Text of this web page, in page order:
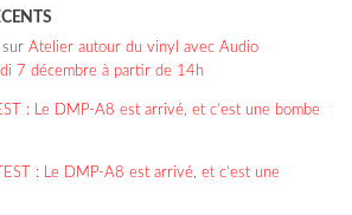
sur Atelier autour du vinyl avec Audio
7 décembre à partir de 14h
: Le DMP-A8 est arrivé, et c’est une bombe
TEST : Le DMP-A8 est arrivé, et c’est une